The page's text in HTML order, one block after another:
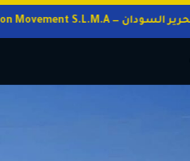
حركة تحرير السودان — Sudan Liberation Movement S.L.M.A